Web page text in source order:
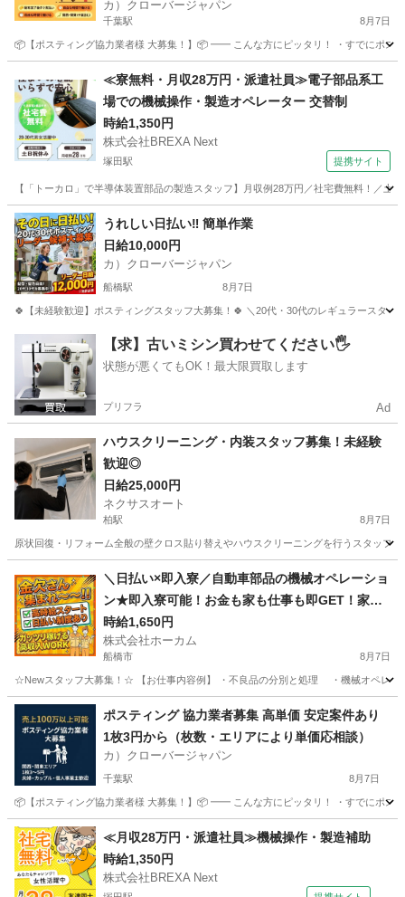
カ）クローバージャパン
千葉駅 8月7日
📦【ポスティング協力業者様 大募集！】📦 ━━ こんな方にピッタリ！ ・すでにポス
千葉駅 軽作業 業務委託契約
≪寮無料・月収28万円・派遣社員≫電子部品系工
場での機械操作・製造オペレーター 交替制
時給1,350円
株式会社BREXA Next
塚田駅 提携サイト
【「トーカロ」で半導体装置部品の製造スタッフ】月収例28万円／社宅費無料
千葉 船橋市 塚田駅 その他
うれしい日払い‼ 簡単作業
日給10,000円
カ）クローバージャパン
船橋駅 8月7日
🍀【未経験歓迎】ポスティングスタッフ大募集！🍀 ＼20代・30代のレギュラースタ
千葉 船橋市 船橋駅 軽作業 スタッフ
【求】古いミシン買わせてください🖐️
状態が悪くてもOK！最大限買取します
プリフラ Ad
ハウスクリーニング・内装スタッフ募集！未経験
歓迎◎
日給25,000円
ネクサスオート
柏駅 8月7日
原状回復・リフォーム全般の壁クロス貼り替えやハウスクリーニングを行うスタッフ
柏駅 軽作業 スタッフ
＼日払い×即入寮／自動車部品の機械オペレーショ
ン★即入寮可能！お金も家も仕事も即GET！家賃0
円の住み込み案件
時給1,650円
株式会社ホーカム
船橋市 8月7日
☆Newスタッフ大募集！☆ 【お仕事内容例】 ・不良品の分別と処理 ・機械オペ
千葉 船橋市 工場 住み込み
ポスティング 協力業者募集 高単価 安定案件あり
1枚3円から（枚数・エリアにより単価応相談）
カ）クローバージャパン
千葉駅 8月7日
📦【ポスティング協力業者様 大募集！】📦 ━━ こんな方にピッタリ！ ・すでにポス
千葉 千葉市 千葉駅 軽作業 業務委託契約
≪月収28万円・派遣社員≫機械操作・製造補助
時給1,350円
株式会社BREXA Next